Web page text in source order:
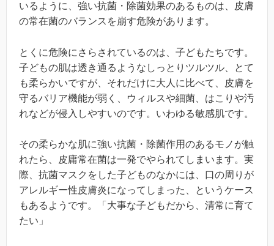
いるように、強い抗菌・除菌効果のあるものは、皮膚
の常在菌のバランスを崩す危険があります。
とくに危険にさらされているのは、子どもたちです。
子どもの肌は透き通るようなしっとりツルツル、とて
も柔らかいですが、それだけに大人に比べて、皮膚を
守るバリア機能が弱く、ウィルスや細菌、はこりや汚
れなどが侵入しやすいのです。いわゆる敏感肌です。
その柔らかな肌に強い抗菌・除菌作用のあるモノが触
れたら、皮庸常在菌は一発でやられてしまいます。実
際、抗菌マスクをした子どものなかには、口の周りが
アレルギー性皮膚炎になってしまった、というケース
もあるようです。「大事な子どもだから、清常に育て
たい」